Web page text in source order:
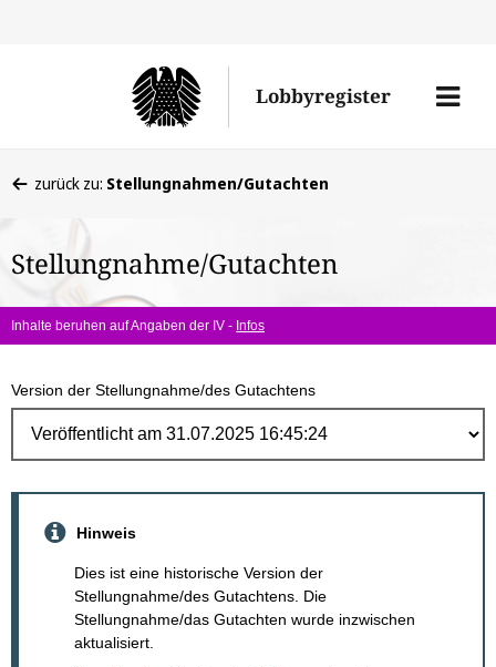
Lobbyregister
Menü
befinden
hier:
zurück zu: Stellungnahmen/Gutachten
Stellungnahme/Gutachten
Inhalte beruhen auf Angaben der IV - Infos
Version der Stellungnahme/des Gutachtens
Hinweis
Dies ist eine historische Version der
Stellungnahme/des Gutachtens. Die
Stellungnahme/das Gutachten wurde inzwischen
aktualisiert.